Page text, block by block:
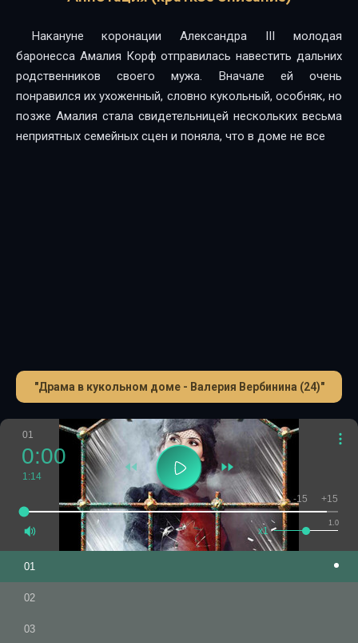
Накануне коронации Александра III молодая
баронесса Амалия Корф отправилась навестить дальних
родственников своего мужа. Вначале ей очень
понравился их ухоженный, словно кукольный, особняк, но
позже Амалия стала свидетельницей нескольких весьма
неприятных семейных сцен и поняла, что в доме не все
"Драма в кукольном доме - Валерия Вербинина (24)"
01
0:00
1:14
1.0
x1
-15 +15
01
02
03